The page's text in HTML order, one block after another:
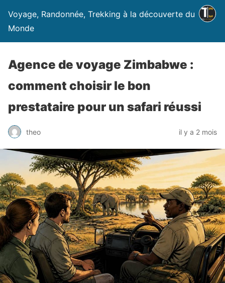
Voyage, Randonnée, Trekking à la découverte du
Monde
Agence de voyage Zimbabwe :
comment choisir le bon
prestataire pour un safari réussi
theo il y a 2 mois